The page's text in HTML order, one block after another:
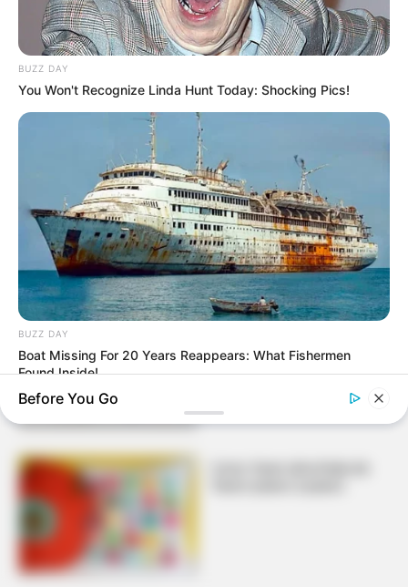
5 Usos Inesperados e
Fantásticos Para Flores de
10 modelos de artesanato
com fuxico para você se
inspirar
Marca página feito com flor
BUZZ DAY
You Won't Recognize Linda Hunt Today: Shocking Pics!
BUZZ DAY
Boat Missing For 20 Years Reappears: What Fishermen
Found Inside!
Before You Go